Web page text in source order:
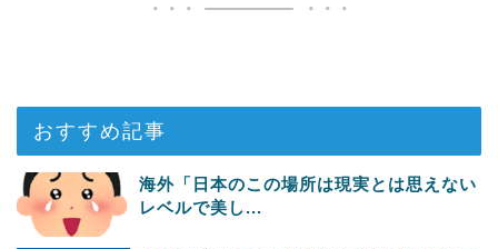
おすすめ記事
海外「日本のこの場所は現実とは思えない
レベルで美し...